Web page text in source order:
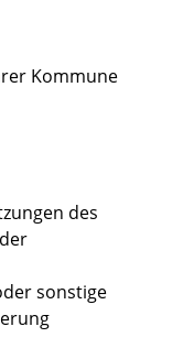
Kommune
des
sonstige